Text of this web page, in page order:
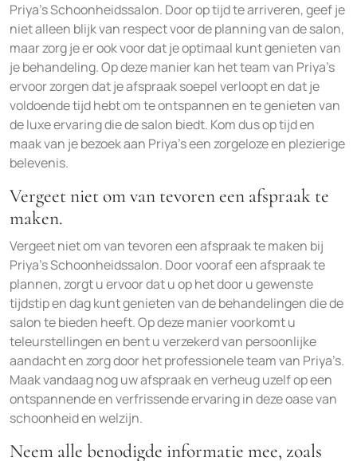
Priya’s Schoonheidssalon. Door op tijd te arriveren, geef je
niet alleen blijk van respect voor de planning van de salon,
maar zorg je er ook voor dat je optimaal kunt genieten van
je behandeling. Op deze manier kan het team van Priya’s
ervoor zorgen dat je afspraak soepel verloopt en dat je
voldoende tijd hebt om te ontspannen en te genieten van
de luxe ervaring die de salon biedt. Kom dus op tijd en
maak van je bezoek aan Priya’s een zorgeloze en plezierige
belevenis.
Vergeet niet om van tevoren een afspraak te
maken.
Vergeet niet om van tevoren een afspraak te maken bij
Priya’s Schoonheidssalon. Door vooraf een afspraak te
plannen, zorgt u ervoor dat u op het door u gewenste
tijdstip en dag kunt genieten van de behandelingen die de
salon te bieden heeft. Op deze manier voorkomt u
teleurstellingen en bent u verzekerd van persoonlijke
aandacht en zorg door het professionele team van Priya’s.
Maak vandaag nog uw afspraak en verheug uzelf op een
ontspannende en verfrissende ervaring in deze oase van
schoonheid en welzijn.
Neem alle benodigde informatie mee, zoals